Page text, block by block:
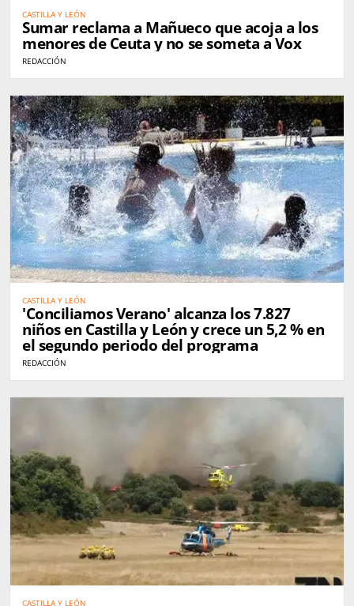
CASTILLA Y LEÓN
Sumar reclama a Mañueco que acoja a los
menores de Ceuta y no se someta a Vox
REDACCIÓN
CASTILLA Y LEÓN
'Conciliamos Verano' alcanza los 7.827
niños en Castilla y León y crece un 5,2 % en
el segundo periodo del programa
REDACCIÓN
CASTILLA Y LEÓN